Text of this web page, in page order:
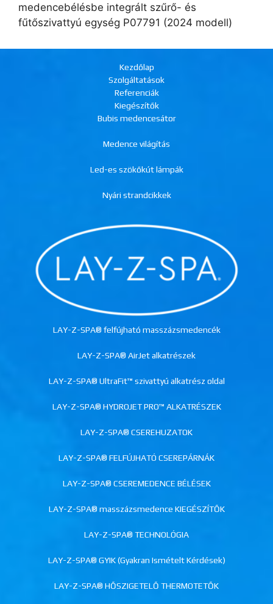
medencebélésbe integrált szűrő- és
fűtőszivattyú egység P07791 (2024 modell)
Kezdőlap
Szolgáltatások
Referenciák
Kiegészítők
Bubis medencesátor
Medence világítás
Led-es szökőkút lámpák
Nyári strandcikkek
LAY-Z-SPA® felfújható masszázsmedencék
LAY-Z-SPA® AirJet alkatrészek
LAY-Z-SPA® UltraFit™ szivattyú alkatrész oldal
LAY-Z-SPA® HYDROJET PRO™ ALKATRÉSZEK
LAY-Z-SPA® CSEREHUZATOK
LAY-Z-SPA® FELFÚJHATÓ CSEREPÁRNÁK
LAY-Z-SPA® CSEREMEDENCE BÉLÉSEK
LAY-Z-SPA® masszázsmedence KIEGÉSZÍTŐK
LAY-Z-SPA® TECHNOLÓGIA
LAY-Z-SPA® GYIK (Gyakran Ismételt Kérdések)
LAY-Z-SPA® HŐSZIGETELŐ THERMOTETŐK